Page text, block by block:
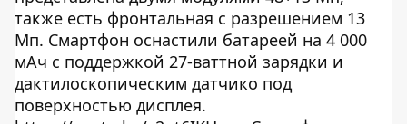
также есть фронтальная с разрешением 13
Мп. Смартфон оснастили батареей на 4 000
мАч с поддержкой 27-ваттной зарядки и
дактилоскопическим датчико под
поверхностью дисплея.